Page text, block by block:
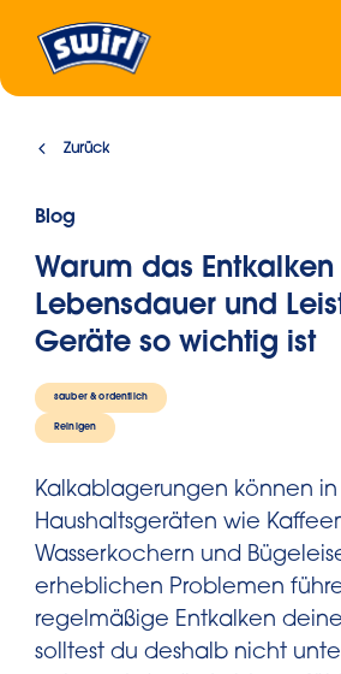
Zurück
Blog
Warum das
Lebensdauer und
Geräte so wichtig ist
sauber & ordentlich
Reini gen
Kalkablagerungen können
Haushaltsgeräten wie
Wasserkochern und
erheblichen Problemen
regelmäßige Entkalken
solltest du deshalb nicht